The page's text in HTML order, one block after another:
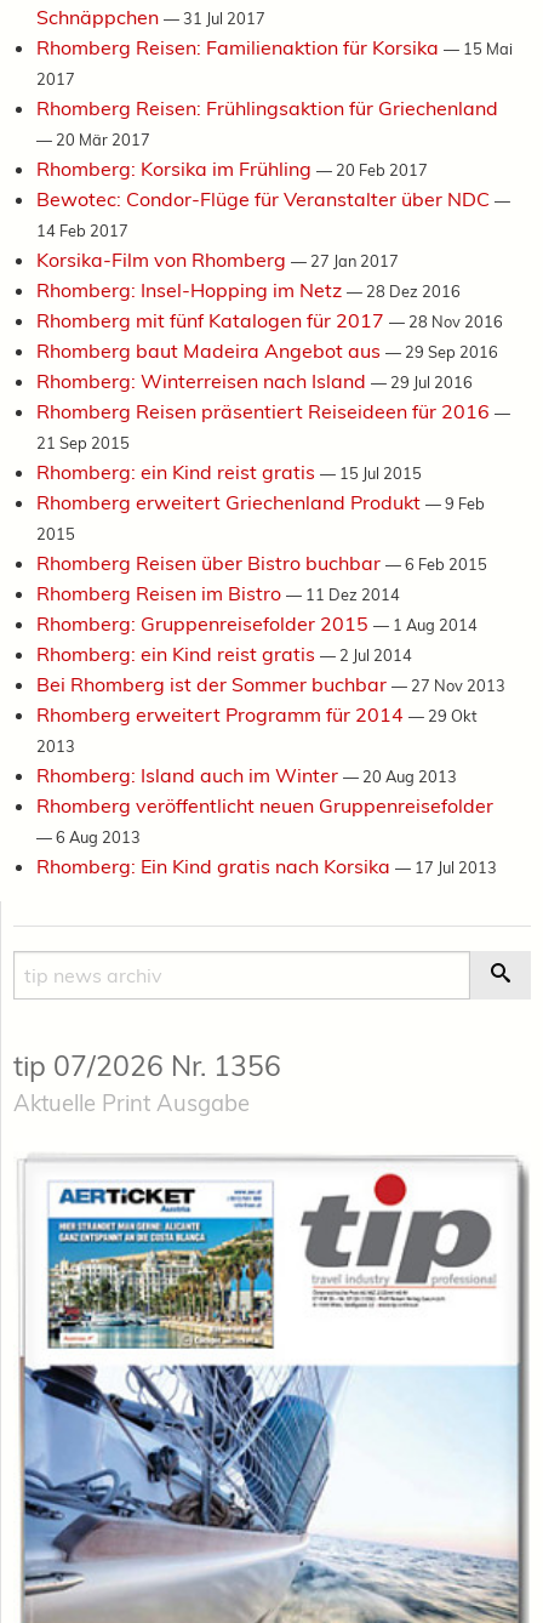
Schnäppchen —31 Jul 2017
Rhomberg Reisen: Familienaktion für Korsika — 15 Mai
2017
Rhomberg Reisen: Frühlingsaktion für Griechenland
— 20 Mär 2017
Rhomberg: Korsika im Frühling — 20 Feb 2017
Bewotec: Condor-Flüge für Veranstalter über NDC —
14 Feb 2017
Korsika-Film von Rhomberg — 27 Jan 2017
Rhomberg: Insel-Hopping im Netz — 28 Dez 2016
Rhomberg mit fünf Katalogen für 2017 — 28 Nov 2016
Rhomberg baut Madeira Angebot aus — 29 Sep 2016
Rhomberg: Winterreisen nach Island — 29 Jul 2016
Rhomberg Reisen präsentiert Reiseideen für 2016 —
21 Sep 2015
Rhomberg: ein Kind reist gratis — 15 Jul 2015
Rhomberg erweitert Griechenland Produkt —9 Feb
2015
Rhomberg Reisen über Bistro buchbar —6 Feb 2015
Rhomberg Reisen im Bistro — 11 Dez 2014
Rhomberg: Gruppenreisefolder 2015 — 1 Aug 2014
Rhomberg: ein Kind reist gratis — 2 Jul 2014
Bei Rhomberg ist der Sommer buchbar — 27 Nov 2013
Rhomberg erweitert Programm für 2014 — 29 Okt
2013
Rhomberg: Island auch im Winter — 20 Aug 2013
Rhomberg veröffentlicht neuen Gruppenreisefolder
—6 Aug 2013
Rhomberg: Ein Kind gratis nach Korsika — 17 Jul 2013
Suche
tip 07/2026 Nr. 1356
Aktuelle Print Ausgabe